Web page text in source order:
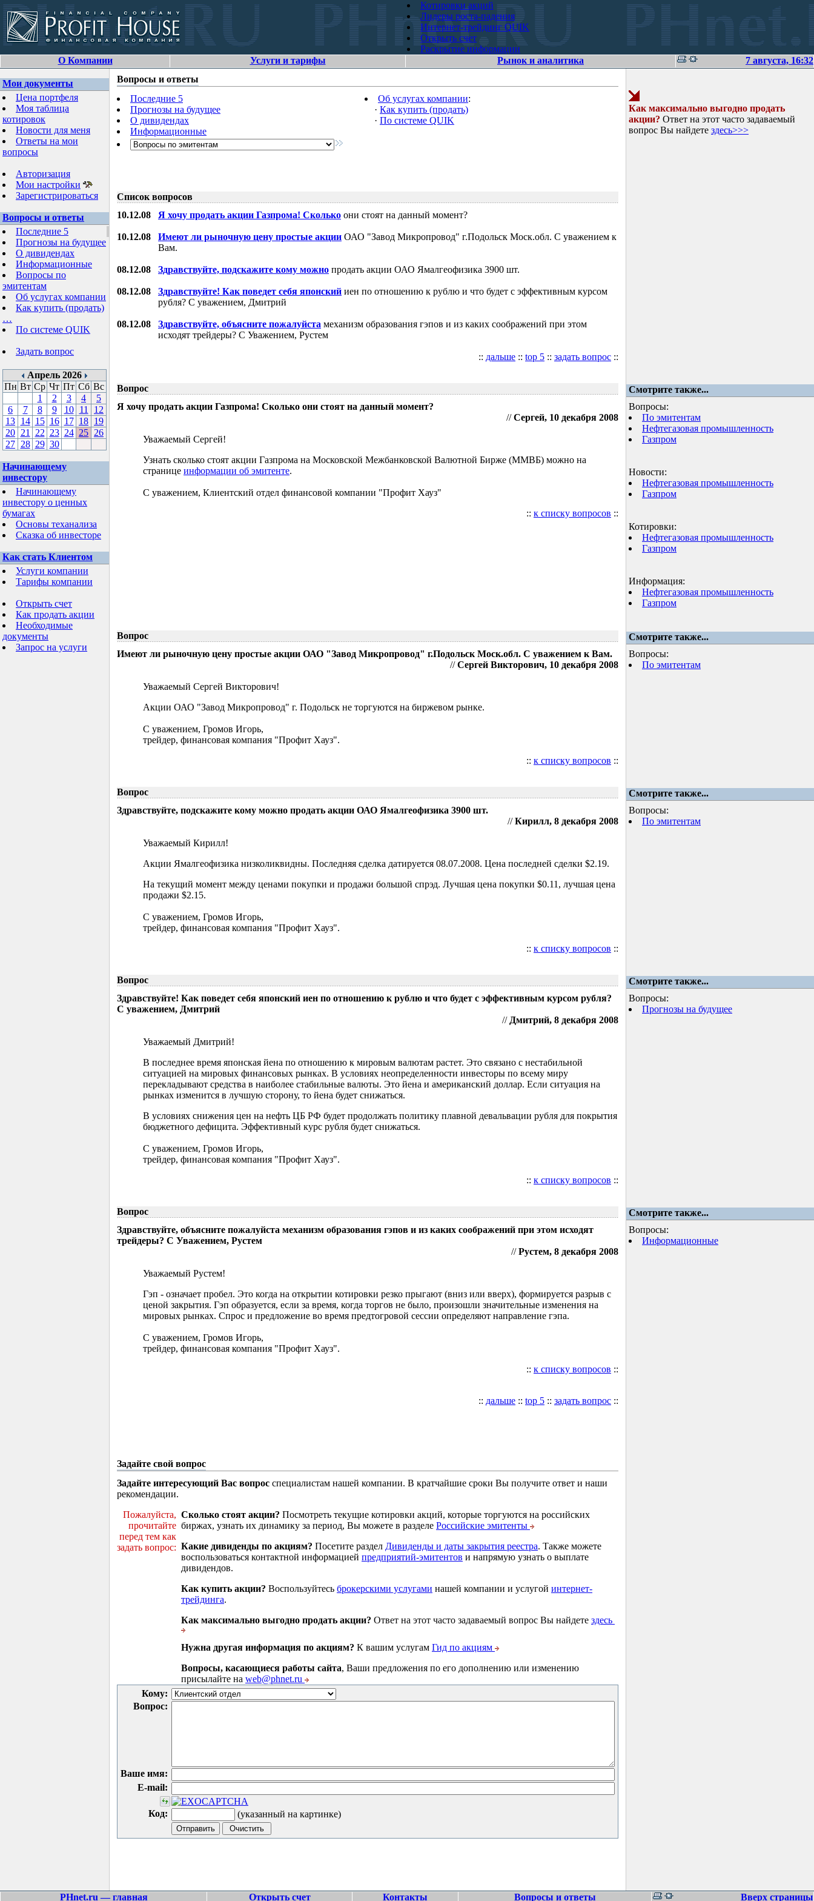
Котировки акций
Лидеры роста-падения
Интернет-трейдинг QUIK
Открыть счет
Раскрытие информации
О Компании
Услуги и тарифы Рынок и аналитика 7 августа, 16:32
Мои документы
Цена портфеля
Моя таблица
котировок
Новости для меня
Ответы на мои
вопросы
Авторизация
Мои настройки
Зарегистрироваться
Вопросы и ответы
Последние 5
Прогнозы на будущее
О дивидендах
Информационные
Вопросы по
эмитентам
Об услугах компании
Как купить (продать)
…
По системе QUIK
Задать вопрос
Апрель 2026
Пн Вт Ср Чт Пт Сб Вс
1
2 3 4
5
6
7 8 9 10 11
12
13 14 15 16 17 18 19
20 21 22 23 24 25 26
27 28 29 30
Начинающему
инвестору
Начинающему
инвестору о ценных
бумагах
Основы теханализа
Сказка об инвесторе
Как стать Клиентом
Услуги компании
Тарифы компании
Открыть счет
Как продать акции
Необходимые
документы
Запрос на услуги
Вопросы и ответы
Последние 5
Прогнозы на будущее
О дивидендах
Информационные
Об услугах компании:
· Как купить (продать)
· По системе QUIK
Список вопросов
10.12.08 Я хочу продать акции Газпрома! Сколько они стоят на данный момент?
10.12.08 Имеют ли рыночную цену простые акции ОАО "Завод Микропровод" г.Подольск Моск.обл. С уважением к
Вам.
08.12.08 Здравствуйте, подскажите кому можно продать акции ОАО Ямалгеофизика 3900 шт.
08.12.08 Здравствуйте! Как поведет себя японский иен по отношению к рублю и что будет с эффективным курсом
рубля? С уважением, Дмитрий
08.12.08 Здравствуйте, объясните пожалуйста механизм образования гэпов и из каких соображений при этом
исходят трейдеры? С Уважением, Рустем
:: дальше :: top 5 :: задать вопрос ::
Как максимально выгодно продать
акции? Ответ на этот часто задаваемый
вопрос Вы найдете здесь>>>
Вопрос
Смотрите также...
Я хочу продать акции Газпрома! Сколько они стоят на данный момент?
//Сергей, 10 декабря 2008
Уважаемый Сергей!
Узнать сколько стоят акции Газпрома на Московской Межбанковской Валютной Бирже (ММВБ) можно на
странице информации об эмитенте.
С уважением, Клиентский отдел финансовой компании "Профит Хауз"
:: к списку вопросов ::
Вопросы:
По эмитентам
Нефтегазовая промышленность
Газпром
Новости:
Нефтегазовая промышленность
Газпром
Котировки:
Нефтегазовая промышленность
Газпром
Информация:
Нефтегазовая промышленность
Газпром
Вопрос
Смотрите также...
Имеют ли рыночную цену простые акции ОАО "Завод Микропровод" г.Подольск Моск.обл. С уважением к Вам.
//Сергей Викторович, 10 декабря 2008
Уважаемый Сергей Викторович!
Акции ОАО "Завод Микропровод" г. Подольск не торгуются на биржевом рынке.
С уважением, Громов Игорь,
трейдер, финансовая компания "Профит Хауз".
:: к списку вопросов ::
Вопросы:
По эмитентам
Вопрос
Смотрите также...
Здравствуйте, подскажите кому можно продать акции ОАО Ямалгеофизика 3900 шт.
//Кирилл, 8 декабря 2008
Уважаемый Кирилл!
Акции Ямалгеофизика низколиквидны. Последняя сделка датируется 08.07.2008. Цена последней сделки $2.19.
На текущий момент между ценами покупки и продажи большой спрэд. Лучшая цена покупки $0.11, лучшая цена
продажи $2.15.
С уважением, Громов Игорь,
трейдер, финансовая компания "Профит Хауз".
:: к списку вопросов ::
Вопросы:
По эмитентам
Вопрос
Смотрите также...
Здравствуйте! Как поведет себя японский иен по отношению к рублю и что будет с эффективным курсом рубля?
С уважением, Дмитрий
// Дмитрий, 8 декабря 2008
Уважаемый Дмитрий!
В последнее время японская йена по отношению к мировым валютам растет. Это связано с нестабильной
ситуацией на мировых финансовых рынках. В условиях неопределенности инвесторы по всему миру
перекладывают средства в наиболее стабильные валюты. Это йена и американский доллар. Если ситуация на
рынках изменится в лучшую сторону, то йена будет снижаться.
В условиях снижения цен на нефть ЦБ РФ будет продолжать политику плавной девальвации рубля для покрытия
бюджетного дефицита. Эффективный курс рубля будет снижаться.
С уважением, Громов Игорь,
трейдер, финансовая компания "Профит Хауз".
:: к списку вопросов ::
Вопросы:
Прогнозы на будущее
Вопрос
Смотрите также...
Здравствуйте, объясните пожалуйста механизм образования гэпов и из каких соображений при этом исходят
трейдеры? С Уважением, Рустем
//Рустем, 8 декабря 2008
Уважаемый Рустем!
Гэп - означает пробел. Это когда на открытии котировки резко прыгают (вниз или вверх), формируется разрыв с
ценой закрытия. Гэп образуется, если за время, когда торгов не было, произошли значительные изменения на
мировых рынках. Спрос и предложение во время предтогровой сессии определяют направление гэпа.
С уважением, Громов Игорь,
трейдер, финансовая компания "Профит Хауз".
:: к списку вопросов ::
Вопросы:
Информационные
:: дальше :: top 5 :: задать вопрос ::
Задайте свой вопрос
Задайте интересующий Вас вопрос специалистам нашей компании. В кратчайшие сроки Вы получите ответ и наши
рекомендации.
Пожалуйста,
прочитайте
перед тем как
задать вопрос:
Сколько стоят акции? Посмотреть текущие котировки акций, которые торгуются на российских
биржах, узнать их динамику за период, Вы можете в разделе Российские эмитенты
Какие дивиденды по акциям? Посетите раздел Дивиденды и даты закрытия реестра. Также можете
воспользоваться контактной информацией предприятий-эмитентов и напрямую узнать о выплате
дивидендов.
Как купить акции? Воспользуйтесь брокерскими услугами нашей компании и услугой интернет-
трейдинга.
Как максимально выгодно продать акции? Ответ на этот часто задаваемый вопрос Вы найдете здесь
Нужна другая информация по акциям? К вашим услугам Гид по акциям
Вопросы, касающиеся работы сайта, Ваши предложения по его дополнению или изменению
присылайте на web@phnet.ru
Кому:
Вопрос:
Ваше имя:
E-mail:
Код: (указанный на картинке)
PHnet.ru — главная Открыть счет Контакты Вопросы и ответы Вверх страницы